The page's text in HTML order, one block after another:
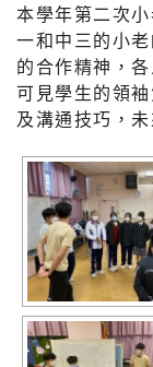
本學年第二次
一和中三的小
的合作精神，
可見學生的領
及溝通技巧，